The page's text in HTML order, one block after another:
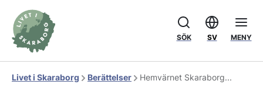
SÖK SV MENY
Livet i Skaraborg Berättelser Hemvärnet Skaraborg...